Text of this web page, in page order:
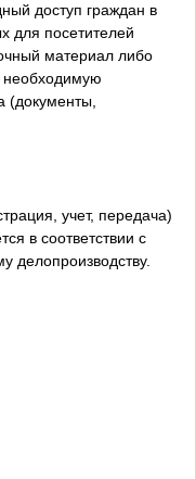
доступ граждан в
для посетителей
материал либо
(документы,
учет, передача)
в соответствии с
делопроизводству.